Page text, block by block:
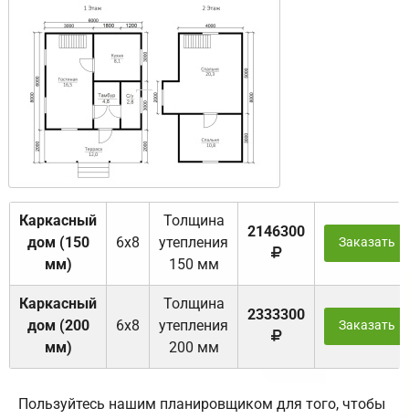
Каркасный
дом (150
мм)
6х8
Толщина
утепления
150 мм
2146300
Заказать
Каркасный
дом (200
мм)
6х8
Толщина
утепления
200 мм
2333300
Заказать
Пользуйтесь нашим планировщиком для того, чтобы